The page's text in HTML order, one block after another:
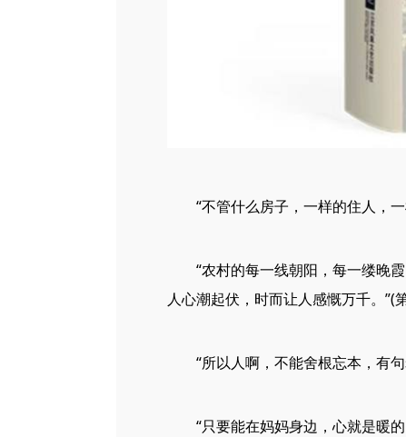
“不管什么房子，一样的住人，一
“农村的每一线朝阳，每一缕晚霞
人心潮起伏，时而让人感慨万千。”(
“所以人啊，不能舍根忘本，有句
“只要能在妈妈身边，心就是暖的